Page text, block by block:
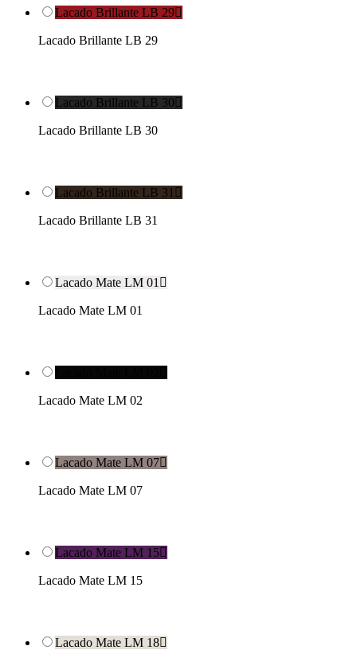
Lacado Brillante LB 29
Lacado Brillante LB 29
Lacado Brillante LB 30 
Lacado Brillante LB 30
Lacado Brillante LB 31 
Lacado Brillante LB 31
Lacado Mate LM 01 
Lacado Mate LM 01
Lacado Mate LM 02
Lacado Mate LM 07
Lacado Mate LM 07
Lacado Mate LM 15
Lacado Mate LM 15
Lacado Mate LM 18